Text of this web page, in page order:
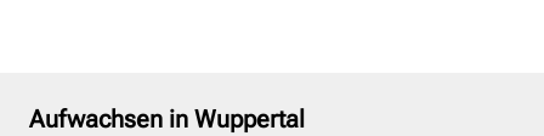
Aufwachsen in Wuppertal